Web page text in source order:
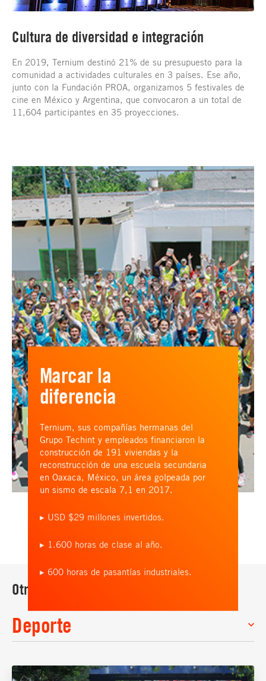
Cultura de diversidad e integración
En 2019, Ternium destinó 21% de su presupuesto para la
comunidad a actividades culturales en 3 países. Ese año,
junto con la Fundación PROA, organizamos 5 festivales de
cine en México y Argentina, que convocaron a un total de
11,604 participantes en 35 proyecciones.
Marcar la
diferencia
Ternium, sus compañías hermanas del
Grupo Techint y empleados financiaron la
construcción de 191 viviendas y la
reconstrucción de una escuela secundaria
en Oaxaca, México, un área golpeada por
un sismo de escala 7,1 en 2017.
▸ USD $29 millones invertidos.
▸ 1.600 horas de clase al año.
▸ 600 horas de pasantías industriales.
Otros programas e iniciativas
Deporte